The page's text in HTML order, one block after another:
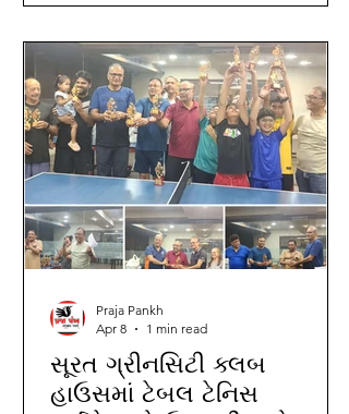
રોજ સાંજે હોજીવાળા રોડ નં. 14 ની નેના
ચોકડી પાસે ફરીયાદી બ્રિજલાલ ભરતભાઈ
મદેસીયા ઉપર ત્રણ અજાણ્યા શખ્સોએ
મોપેડ પર આવી હુમલો કર્યો હતો.
આરોપીઓએ ફરીયાદીને પગના ભાગે છરી
માર
સૂરત ગ્રીનસિટી ક્લબ
હાઉસમાં ટેબલ ટેનિસ
Praja Pankh
Apr 8
1 min read